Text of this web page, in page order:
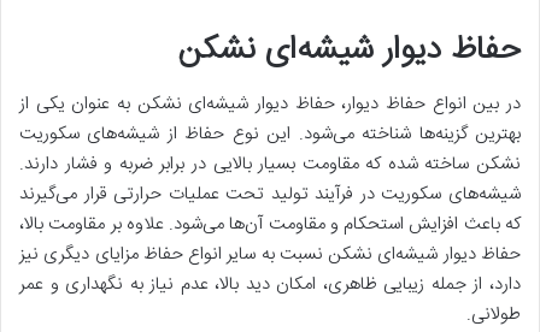
حفاظ دیوار شیشهای نشکن
در بین انواع حفاظ دیوار، حفاظ دیوار شیشهای نشکن به عنوان یکی از
بهترین گزینهها شناخته میشود. این نوع حفاظ از شیشههای سکوریت
نشکن ساخته شده که مقاومت بسیار بالایی در برابر ضربه و فشار دارند.
شیشههای سکوریت در فرآیند تولید تحت عملیات حرارتی قرار میگیرند
که باعث افزایش استحکام و مقاومت آنها میشود. علاوه بر مقاومت بالا،
حفاظ دیوار شیشهای نشکن نسبت به سایر انواع حفاظ مزایای دیگری نیز
دارد، از جمله زیبایی ظاهری، امکان دید بالا، عدم نیاز به نگهداری و عمر
طولانی.